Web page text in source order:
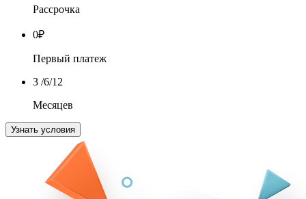
Рассрочка
0₽
Первый платеж
3 /6/12
Месяцев
Узнать условия